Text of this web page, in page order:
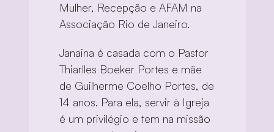
Mulher, Recepção e AFAM na
Associação Rio de Janeiro.
Janaina é casada com o Pastor
Thiarlles Boeker Portes e mãe
de Guilherme Coelho Portes, de
14 anos. Para ela, servir à Igreja
é um privilégio e tem na missão